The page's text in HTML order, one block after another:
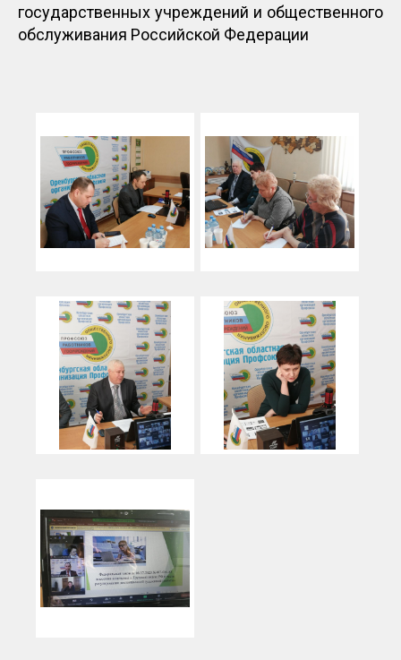
государственных учреждений и общественного
обслуживания Российской Федерации